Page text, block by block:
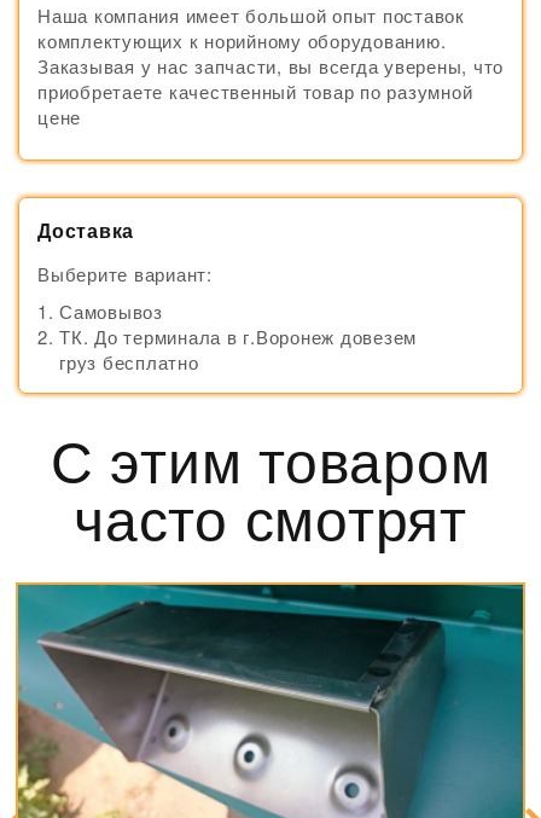
Наша компания имеет большой опыт поставок
комплектующих к норийному оборудованию.
Заказывая у нас запчасти, вы всегда уверены, что
приобретаете качественный товар по разумной
цене
Доставка
Выберите вариант:
Самовывоз
ТК. До терминала в г.Воронеж довезем
груз бесплатно
С этим товаром
часто смотрят